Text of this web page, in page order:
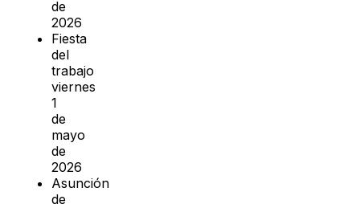
de
2026
Fiesta
del
trabajo
viernes
1
de
mayo
de
2026
Asunción
de